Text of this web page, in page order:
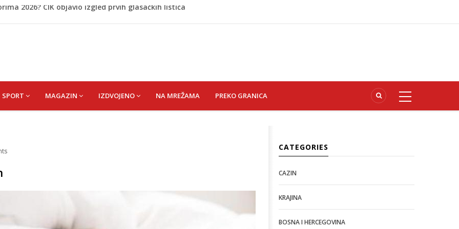
preuzima kontrolu nad moreuzom?
MERSIJA
2026? CIK objavio izgled prvih glasačkih listića
SPORT MAGAZIN IZDVOJENO NA MREŽAMA PREKO GRANICA
CATEGORIES
CAZIN
KRAJINA
BOSNA I HERCEGOVINA